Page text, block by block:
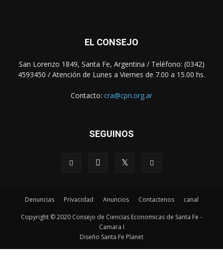
EL CONSEJO
San Lorenzo 1849, Santa Fe, Argentina / Teléfono: (0342)
4593450 / Atención de Lunes a Viernes de 7.00 a 15.00 hs.
Contacto: cra@cpn.org.ar
SEGUINOS
Denuncias Privacidad Anuncios Contactenos canal
Copyright © 2020 Consejo de Ciencias Economicas de Santa Fe -
Camara I
Diseño Santa Fe Planet